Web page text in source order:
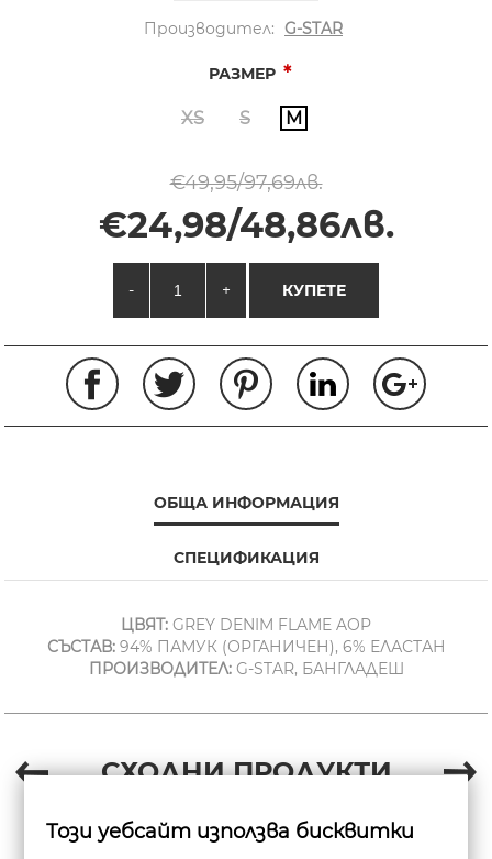
Производител: G-STAR
РАЗМЕР *
XS S M
€49,95/97,69лв.
€24,98/48,86лв.
- + КУПЕТЕ
ОБЩА ИНФОРМАЦИЯ
СПЕЦИФИКАЦИЯ
ЦВЯТ: GREY DENIM FLAME AOP
СЪСТАВ:94% ПАМУК (ОРГАНИЧЕН), 6% ЕЛАСТАН
ПРОИЗВОДИТЕЛ:G-STAR, БАНГЛАДЕШ
СХОДНИ ПРОДУКТИ
Този уебсайт използва бисквитки